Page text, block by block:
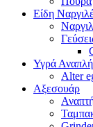
Είδη Ναργιλέ
Υγρά
Alter
Αξεσουάρ